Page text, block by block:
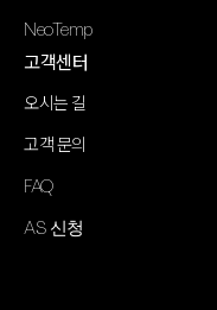
NeoTemp
고객센터
오시는 길
고객 문의
FAQ
AS 신청